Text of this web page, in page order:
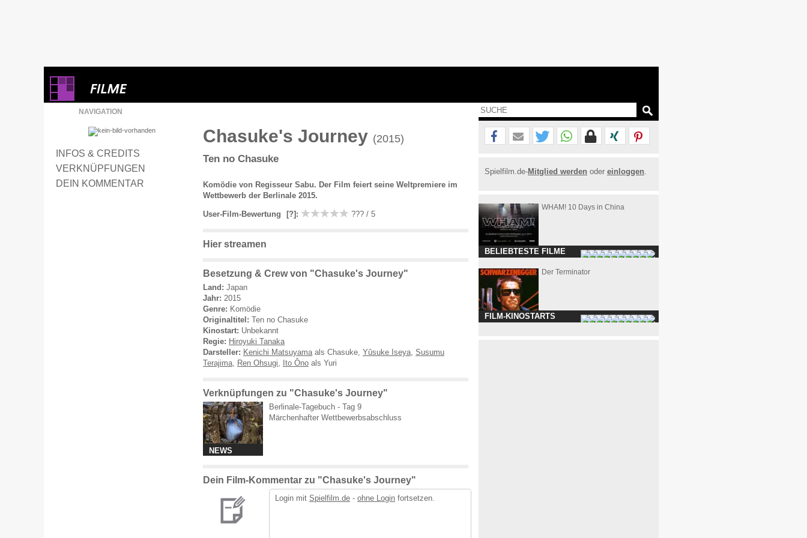
NAVIGATION
INFOS & CREDITS
VERKNÜPFUNGEN
DEIN KOMMENTAR
Chasuke's Journey (2015)
Ten no Chasuke
Komödie von Regisseur Sabu. Der Film feiert seine Weltpremiere im
Wettbewerb der Berlinale 2015.
User-Film-Bewertung [?] : ??? / 5
Hier streamen
Besetzung & Crew von "Chasuke's Journey"
Land: Japan
Jahr: 2015
Genre: Komödie
Originaltitel: Ten no Chasuke
Kinostart: Unbekannt
Regie: Hiroyuki Tanaka
Darsteller: Kenichi Matsuyamaals Chasuke, Yûsuke Iseya, Susumu
Terajima, Ren Ohsugi, Ito Ôno als Yuri
Verknüpfungen zu "Chasuke's Journey"
NEWS
Berlinale-Tagebuch - Tag 9
Märchenhafter Wettbewerbsabschluss
Dein Film-Kommentar zu "Chasuke's Journey"
Login mit Spielfilm.de - ohne Login fortsetzen.
Spielfilm.de-Mitglied werden oder einloggen.
WHAM! 10 Days in China
BELIEBTESTE FILME
Der Terminator
FILM-KINOSTARTS